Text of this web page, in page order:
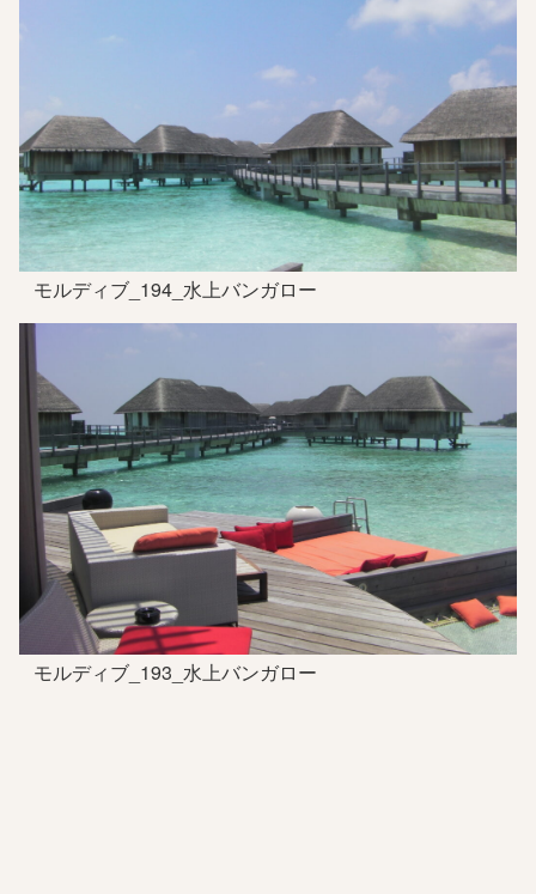
モルディブ_194_水上バンガロー
モルディブ_193_水上バンガロー